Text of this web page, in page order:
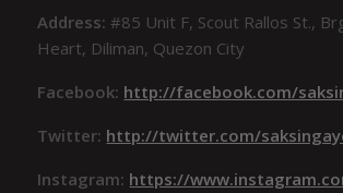
Address:#85 Unit F, Scout Rallos St.,
Heart, Diliman, Quezon City
Facebook: http://facebook.com/
Twitter: http://twitter.com/
Instagram: https://